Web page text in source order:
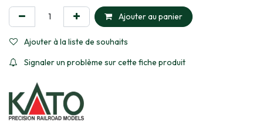
Ajouter au panier
Ajouter à la liste de souhaits
Signaler un problème sur cette fiche produit